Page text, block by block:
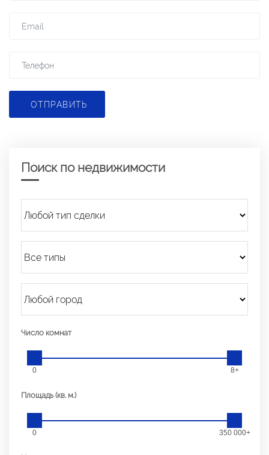
ОТПРАВИТЬ
Поиск по недвижимости
Число комнат
0 8+
Площадь (кв. м.)
0 350 000+